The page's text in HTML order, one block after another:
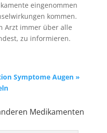
eingenommen
kommen.
Arzt immer über alle
zu informieren.
Symptome Augen »
Medikamenten